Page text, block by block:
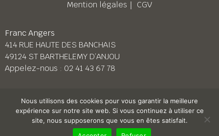
Mention légales ｜ CGV
Franc Angers
414 RUE HAUTE DES BANCHAIS
49124 ST BARTHELEMY D’ANJOU
Appelez-nous : 02 41 43 67 78
Franc Le Mans
158 BD PIERRE LEFAUCHEUX
72230 ARNAGE
02 43 87 38 08
Nous utilisons des cookies pour vous garantir la meilleure
expérience sur notre site web. Si vous continuez à utiliser ce
site, nous supposerons que vous en êtes satisfait.